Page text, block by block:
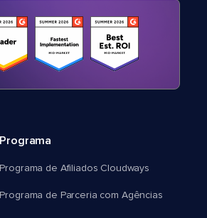
Programa
Programa de Afiliados Cloudways
Programa de Parceria com Agências